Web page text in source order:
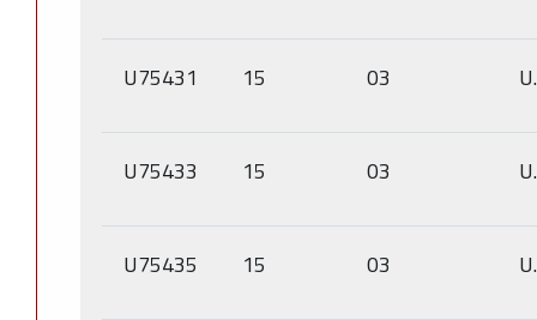
U75431 15 03
U75433 15 03
U75435 15 03